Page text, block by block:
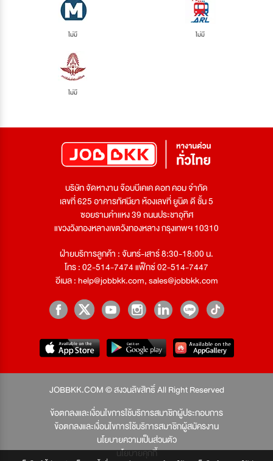
ไม่มี ไม่มี
ไม่มี
บริษัท จัดหางาน จ๊อบบีเคเค ดอท คอม จำกัด
เลขที่ 625 อาคารทัศนียา ห้องเลขที่ ยูนิต ดี ชั้น 5
ซอยรามคำแหง 39 ถนนประชาอุทิศ
แขวงวังทองหลางเขตวังทองหลาง กรุงเทพฯ 10310
ฝ่ายบริการลูกค้า : จันทร์-เสาร์ 8:30-18:00 น.
โทร : 02-514-7474 แฟ็กซ์ 02-514-7447
อีเมล :help@jobbkk.com,sales@jobbkk.com
JOBBKK.COM © สงวนลิขสิทธิ์ All Right Reserved
ข้อตกลงและเงื่อนไขการใช้บริการสมาชิกผู้ประกอบการ
ข้อตกลงและเงื่อนไขการใช้บริการสมาชิกผู้สมัครงาน
นโยบายความเป็นส่วนตัว
นโยบายคุกกี้